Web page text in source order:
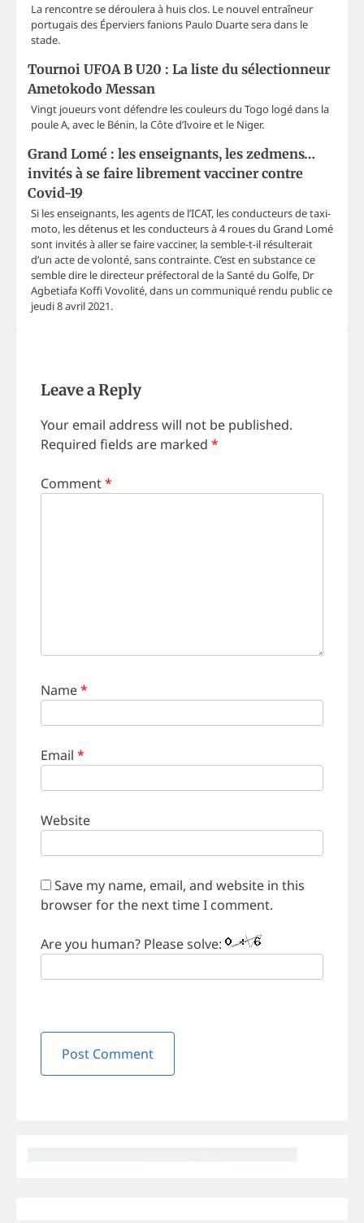
La rencontre se déroulera à huis clos. Le nouvel entraîneur
portugais des Éperviers fanions Paulo Duarte sera dans le
stade.
Tournoi UFOA B U20 : La liste du sélectionneur
Ametokodo Messan
Vingt joueurs vont défendre les couleurs du Togo logé dans la
poule A, avec le Bénin, la Côte d’Ivoire et le Niger.
Grand Lomé : les enseignants, les zedmens…
invités à se faire librement vacciner contre
Covid-19
Si les enseignants, les agents de l’ICAT, les conducteurs de taxi-
moto, les détenus et les conducteurs à 4 roues du Grand Lomé
sont invités à aller se faire vacciner, la semble-t-il résulterait
d’un acte de volonté, sans contrainte. C’est en substance ce
semble dire le directeur préfectoral de la Santé du Golfe, Dr
Agbetiafa Koffi Vovolité, dans un communiqué rendu public ce
jeudi 8 avril 2021.
Leave a Reply
Your email address will not be published.
Required fields are marked *
Comment*
Name*
Email *
Website
Save my name, email, and website in this
browser for the next time I comment.
Are you human? Please solve: